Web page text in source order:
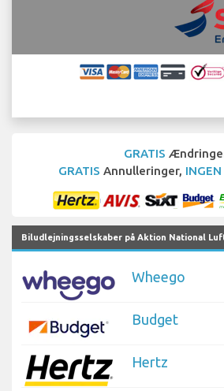
GRATIS
GRATIS Annulleringer, INGEN
Biludlejningsselskaber på Aktion National
Wheego
Budget
Hertz